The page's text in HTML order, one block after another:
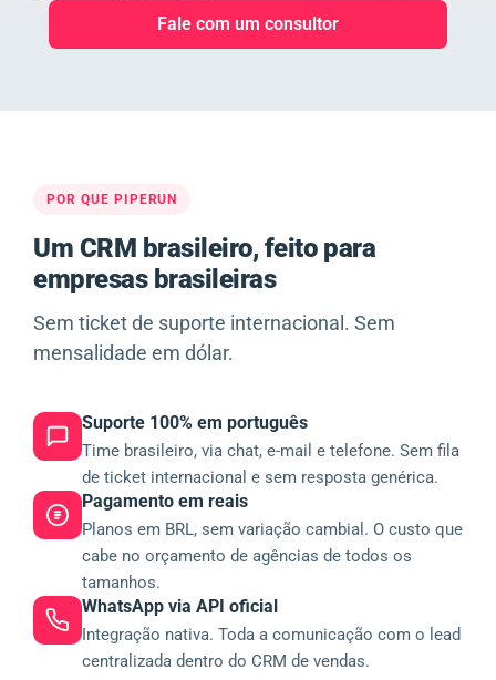
Fale com um consultor
POR QUE PIPERUN
Um CRM brasileiro, feito para
empresas brasileiras
Sem ticket de suporte internacional. Sem
mensalidade em dólar.
Suporte 100% em português
Time brasileiro, via chat, e-mail e telefone. Sem fila
de ticket internacional e sem resposta genérica.
Pagamento em reais
Planos em BRL, sem variação cambial. O custo que
cabe no orçamento de agências de todos os
tamanhos.
WhatsApp via API oficial
Integração nativa. Toda a comunicação com o lead
centralizada dentro do CRM de vendas.